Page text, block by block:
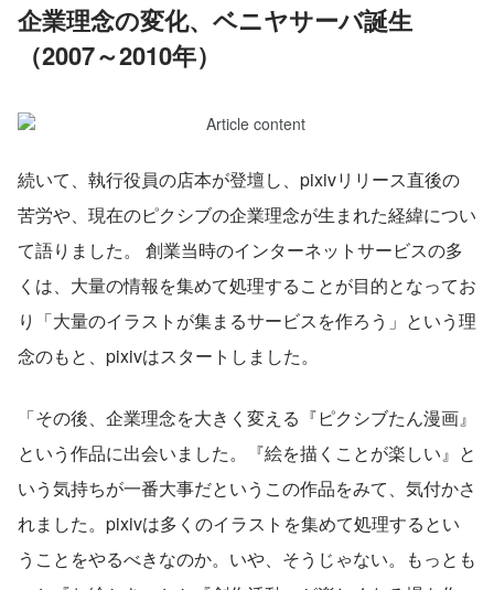
企業理念の変化、ベニヤサーバ誕生
（2007～2010年）
続いて、執行役員の店本が登壇し、pixivリリース直後の
苦労や、現在のピクシブの企業理念が生まれた経緯につい
て語りました。 創業当時のインターネットサービスの多
くは、大量の情報を集めて処理することが目的となってお
り「大量のイラストが集まるサービスを作ろう」という理
念のもと、pixivはスタートしました。
「その後、企業理念を大きく変える『ピクシブたん漫画』
という作品に出会いました。『絵を描くことが楽しい』と
いう気持ちが一番大事だというこの作品をみて、気付かさ
れました。pixivは多くのイラストを集めて処理するとい
うことをやるべきなのか。いや、そうじゃない。もっとも